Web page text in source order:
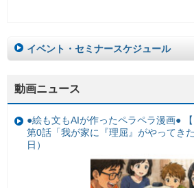
イベント・セミナースケジュール
動画ニュース
●絵も文もAIが作ったペラペラ漫画● 【
第0話「我が家に『理屈』がやってき
日）